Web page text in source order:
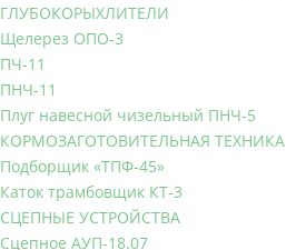
ГЛУБОКОРЫХЛИТЕЛИ
Щелерез ОПО-3
ПЧ-11
ПНЧ-11
Плуг навесной чизельный ПНЧ-5
КОРМОЗАГОТОВИТЕЛЬНАЯ ТЕХНИКА
Подборщик «ТПФ-45»
Каток трамбовщик КТ-3
СЦЕПНЫЕ УСТРОЙСТВА
Сцепное АУП-18.07